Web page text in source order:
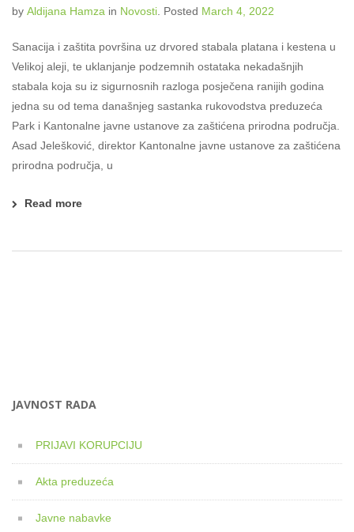
by Aldijana Hamza in Novosti. Posted March 4, 2022
Sanacija i zaštita površina uz drvored stabala platana i kestena u
Velikoj aleji, te uklanjanje podzemnih ostataka nekadašnjih
stabala koja su iz sigurnosnih razloga posječena ranijih godina
jedna su od tema današnjeg sastanka rukovodstva preduzeća
Park i Kantonalne javne ustanove za zaštićena prirodna područja.
Asad Jelešković, direktor Kantonalne javne ustanove za zaštićena
prirodna područja, u
Read more
JAVNOST RADA
PRIJAVI KORUPCIJU
Akta preduzeća
Javne nabavke